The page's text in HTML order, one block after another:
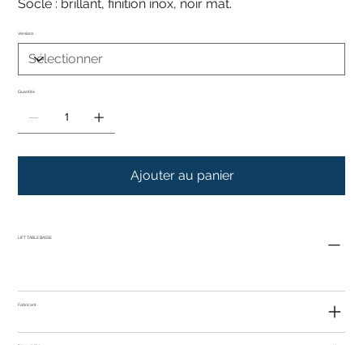
Socle : brillant, finition inox, noir mat.
Versions
Quantité
Ajouter au panier
LIFT TABLE BASSE
Fabricant